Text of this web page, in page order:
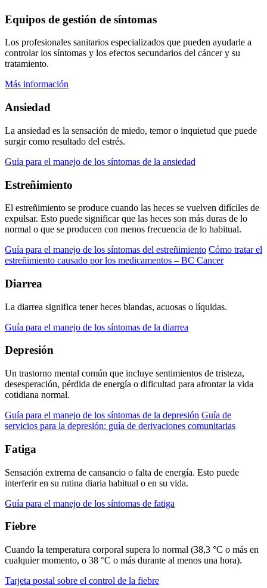
Equipos de gestión de síntomas
Los profesionales sanitarios especializados que pueden ayudarle a
controlar los síntomas y los efectos secundarios del cáncer y su
tratamiento.
Más información
Ansiedad
La ansiedad es la sensación de miedo, temor o inquietud que puede
surgir como resultado del estrés.
Guía para el manejo de los síntomas de la ansiedad
Estreñimiento
El estreñimiento se produce cuando las heces se vuelven difíciles de
expulsar. Esto puede significar que las heces son más duras de lo
normal o que se producen con menos frecuencia de lo habitual.
Guía para el manejo de los síntomas del estreñimiento Cómo tratar el
estreñimiento causado por los medicamentos – BC Cancer
Diarrea
La diarrea significa tener heces blandas, acuosas o líquidas.
Guía para el manejo de los síntomas de la diarrea
Depresión
Un trastorno mental común que incluye sentimientos de tristeza,
desesperación, pérdida de energía o dificultad para afrontar la vida
cotidiana normal.
Guía para el manejo de los síntomas de la depresión Guía de
servicios para la depresión: guía de derivaciones comunitarias
Fatiga
Sensación extrema de cansancio o falta de energía. Esto puede
interferir en su rutina diaria habitual o en su vida.
Guía para el manejo de los síntomas de fatiga
Fiebre
Cuando la temperatura corporal supera lo normal (38,3 °C o más en
cualquier momento, o 38 °C o más durante al menos una hora).
Tarjeta postal sobre el control de la fiebre